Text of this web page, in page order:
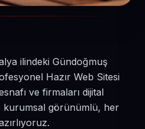
ilindeki Gündoğmuş
Hazır Web Sitesi
ve firmaları dijital
kurumsal görünümlü, her